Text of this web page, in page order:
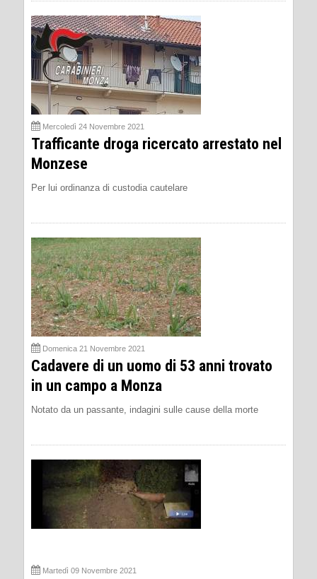
Mercoledì 24 Novembre 2021
Trafficante droga ricercato arrestato nel
Monzese
Per lui ordinanza di custodia cautelare
Domenica 21 Novembre 2021
Cadavere di un uomo di 53 anni trovato
in un campo a Monza
Notato da un passante, indagini sulle cause della morte
Martedì 09 Novembre 2021